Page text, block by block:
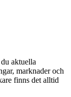
aktuella
marknader och
finns det alltid